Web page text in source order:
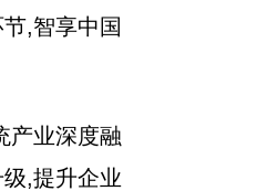
,智享中国
产业深度融
,提升企业